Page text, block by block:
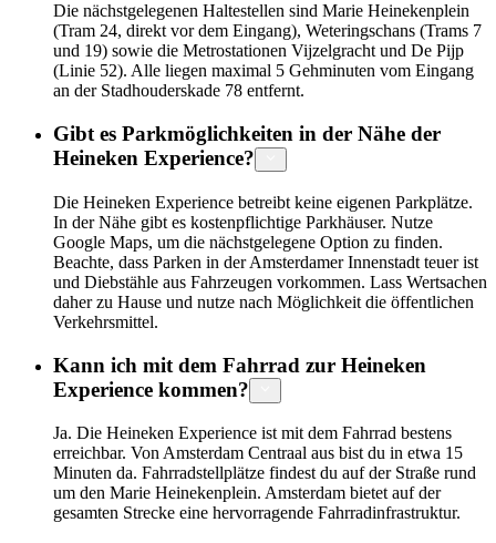
Die nächstgelegenen Haltestellen sind Marie Heinekenplein
(Tram 24, direkt vor dem Eingang), Weteringschans (Trams 7
und 19) sowie die Metrostationen Vijzelgracht und De Pijp
(Linie 52). Alle liegen maximal 5 Gehminuten vom Eingang
an der Stadhouderskade 78 entfernt.
Gibt es Parkmöglichkeiten in der Nähe der
Heineken Experience?
Die Heineken Experience betreibt keine eigenen Parkplätze.
In der Nähe gibt es kostenpflichtige Parkhäuser. Nutze
Google Maps, um die nächstgelegene Option zu finden.
Beachte, dass Parken in der Amsterdamer Innenstadt teuer ist
und Diebstähle aus Fahrzeugen vorkommen. Lass Wertsachen
daher zu Hause und nutze nach Möglichkeit die öffentlichen
Verkehrsmittel.
Kann ich mit dem Fahrrad zur Heineken
Experience kommen?
Ja. Die Heineken Experience ist mit dem Fahrrad bestens
erreichbar. Von Amsterdam Centraal aus bist du in etwa 15
Minuten da. Fahrradstellplätze findest du auf der Straße rund
um den Marie Heinekenplein. Amsterdam bietet auf der
gesamten Strecke eine hervorragende Fahrradinfrastruktur.